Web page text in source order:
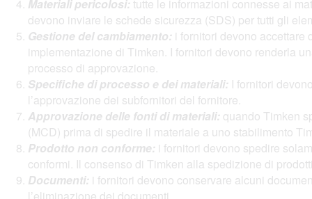
Materiali pericolosi: tutte le informazioni connesse ai
devono inviare le schede sicurezza (SDS) per tutti gli
Gestione del cambiamento: i fornitori devono accettare
implementazione di Timken. I fornitori devono renderla
processo di approvazione.
Specifiche di processo e dei materiali: I fornitori
l’approvazione dei subfornitori del fornitore.
Approvazione delle fonti di materiali: quando Timken
(MCD) prima di spedire il materiale a uno stabilimento
Prodotto non conforme: i fornitori devono spedire
conformi. Il consenso di Timken alla spedizione di
Documenti: i fornitori devono conservare alcuni